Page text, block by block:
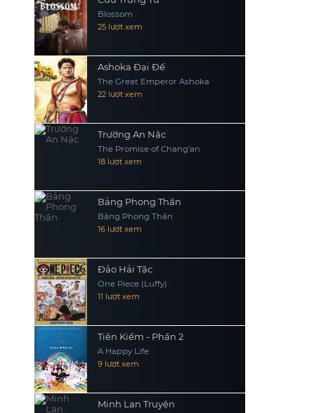
Blossom
25 lượt xem
Ashoka Đại Đế
The Great Emperor Ashoka
22 lượt xem
Trường An Nặc
The Promise of Chang’an
18 lượt xem
Bảng Phong Thần
Bảng Phong Thần
16 lượt xem
Đảo Hải Tặc
One Piece (Luffy)
11 lượt xem
Tiên Kiếm - Phần 2
A Happy Life
9 lượt xem
Minh Lan Truyện